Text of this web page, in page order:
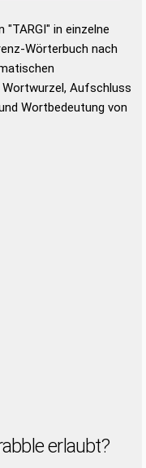
in einzelne
Wörterbuch nach
Aufschluss
Wortbedeutung von
erlaubt?